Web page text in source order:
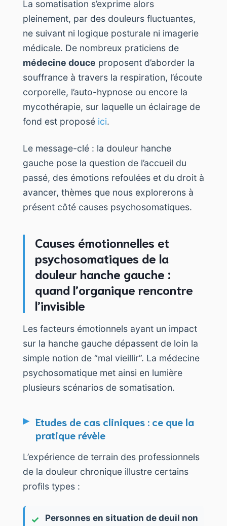
La somatisation s’exprime alors
pleinement, par des douleurs fluctuantes,
ne suivant ni logique posturale ni imagerie
médicale. De nombreux praticiens de
médecine douce proposent d’aborder la
souffrance à travers la respiration, l’écoute
corporelle, l’auto-hypnose ou encore la
mycothérapie, sur laquelle un éclairage de
fond est proposé ici.
Le message-clé : la douleur hanche
gauche pose la question de l’accueil du
passé, des émotions refoulées et du droit à
avancer, thèmes que nous explorerons à
présent côté causes psychosomatiques.
Causes émotionnelles et
psychosomatiques de la
douleur hanche gauche :
quand l’organique rencontre
l’invisible
Les facteurs émotionnels ayant un impact
sur la hanche gauche dépassent de loin la
simple notion de “mal vieillir”. La médecine
psychosomatique met ainsi en lumière
plusieurs scénarios de somatisation.
Etudes de cas cliniques : ce que la
pratique révèle
L’expérience de terrain des professionnels
de la douleur chronique illustre certains
profils types :
Personnes en situation de deuil non